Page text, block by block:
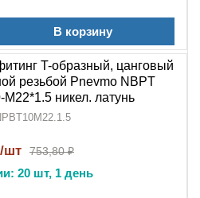
В корзину
T-образный, цанговый
резьбой Pnevmo NBPT
M22*1.5 никел. латунь
шт 753,80 ₽
20 шт, 1 день